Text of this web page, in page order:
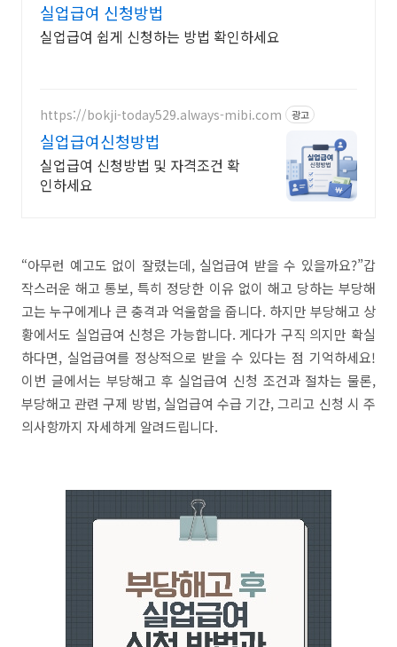
실업급여 신청방법
실업급여 쉽게 신청하는 방법 확인하세요
https://bokji-today529.always-mibi.com 광고
실업급여신청방법
실업급여 신청방법 및 자격조건 확
인하세요
“아무런 예고도 없이 잘렸는데, 실업급여 받을 수 있을까요?”갑
작스러운 해고 통보, 특히 정당한 이유 없이 해고 당하는 부당해
고는 누구에게나 큰 충격과 억울함을 줍니다. 하지만 부당해고 상
황에서도 실업급여 신청은 가능합니다. 게다가 구직 의지만 확실
하다면, 실업급여를 정상적으로 받을 수 있다는 점 기억하세요!
이번 글에서는 부당해고 후 실업급여 신청 조건과 절차는 물론,
부당해고 관련 구제 방법, 실업급여 수급 기간, 그리고 신청 시 주
의사항까지 자세하게 알려드립니다.